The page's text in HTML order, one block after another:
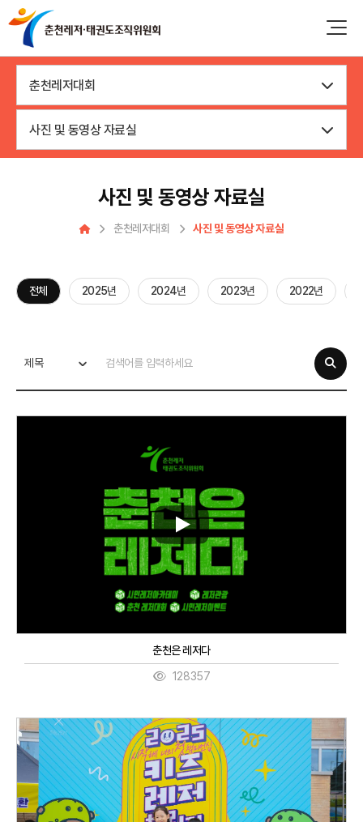
춘천레저대회
사진 및 동영상 자료실
사진 및 동영상 자료실
춘천레저대회 사진 및 동영상 자료실
전체 2025년 2024년 2023년 2022년
제목
춘천은 레저다
128357